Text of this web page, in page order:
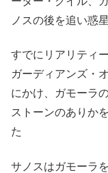
ノスの後を追い惑
すでにリアリティ
ガーディアンズ・
にかけ、ガモーラ
ストーンのありか
た
サノスはガモーラ